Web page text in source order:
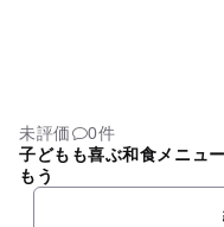
未評価
0件
子どもも喜ぶ和食メニュ
もう